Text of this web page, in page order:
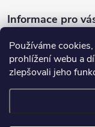
Používáme
prohlížení webu a
zlepšovali jeho
Informace pro
Vyhledávání